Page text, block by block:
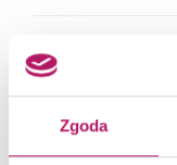
Zgoda